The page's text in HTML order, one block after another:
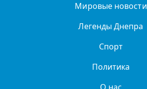
Мировые новости
Легенды Днепра
Спорт
Политика